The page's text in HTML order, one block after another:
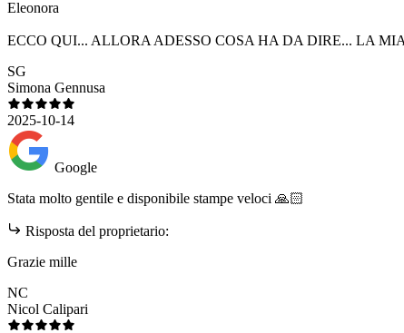
Eleonora
ECCO QUI... ALLORA ADESSO COSA HA DA DIRE... LA
SG
Simona Gennusa
2025-10-14
Google
Stata molto gentile e disponibile stampe veloci 🙏🏻
Risposta del proprietario:
Grazie mille
NC
Nicol Calipari